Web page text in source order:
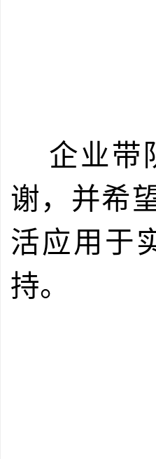
企业带
谢，并希
活应用于
持。